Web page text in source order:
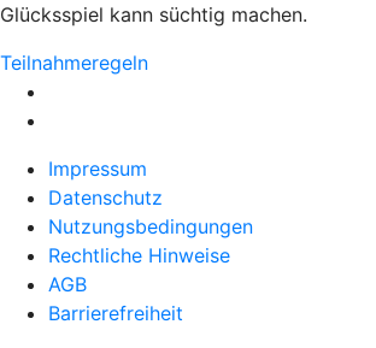
Glücksspiel kann süchtig machen.
Teilnahmeregeln
Impressum
Datenschutz
Nutzungsbedingungen
Rechtliche Hinweise
AGB
Barrierefreiheit